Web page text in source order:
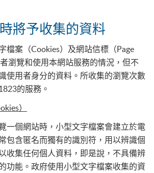
將予收集的資料
檔案（Cookies）及網站信標（Page
瀏覽和使用本網站服務的情況，但不
使用者身分的資料。所收集的瀏覽次數
的服務。
）
一個網站時，小型文字檔案會建立於電
包含匿名而獨有的識別符，用以辨識個
收集任何個人資料，即是說，不具備辨
功能。政府使用小型文字檔案收集的資